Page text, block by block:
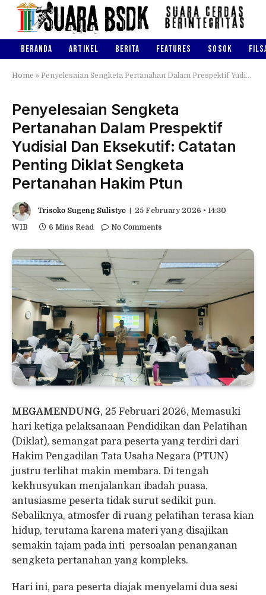
BERANDA ARTIKEL BERITA FEATURES SOSOK
Home » Penyelesaian Sengketa Pertanahan Dalam Prespektif Yudisial Dan Eksekutif: Catatan Penting Diklat Sengketa Pertanahan Hakim Ptun
Penyelesaian Sengketa
Pertanahan Dalam Prespektif
Yudisial Dan Eksekutif: Catatan
Penting Diklat Sengketa
Pertanahan Hakim Ptun
Trisoko Sugeng Sulistyo
25 February 2026 • 14:30
WIB
6 Mins Read No Comments
MEGAMENDUNG, 25 Februari 2026, Memasuki
hari ketiga pelaksanaan Pendidikan dan Pelatihan
(Diklat), semangat para peserta yang terdiri dari
Hakim Pengadilan Tata Usaha Negara (PTUN)
justru terlihat makin membara. Di tengah
kekhusyukan menjalankan ibadah puasa,
antusiasme peserta tidak surut sedikit pun.
Sebaliknya, atmosfer di ruang pelatihan terasa kian
hidup, terutama karena materi yang disajikan
semakin tajam pada inti persoalan penanganan
sengketa pertanahan yang kompleks.
Hari ini, para peserta diajak menyelami dua sesi